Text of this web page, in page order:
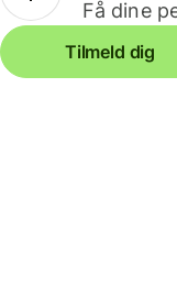
Få dine
Tilmeld dig